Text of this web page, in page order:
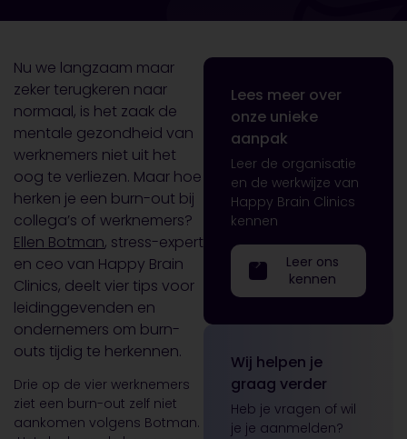
Nu we langzaam maar
zeker terugkeren naar
normaal, is het zaak de
mentale gezondheid van
werknemers niet uit het
oog te verliezen. Maar hoe
herken je een burn-out bij
collega’s of werknemers?
Ellen Botman, stress-expert
en ceo van Happy Brain
Clinics, deelt vier tips voor
leidinggevenden en
ondernemers om burn-
outs tijdig te herkennen.
Drie op de vier werknemers
ziet een burn-out zelf niet
aankomen volgens Botman.
Lees meer over
onze unieke
aanpak
Leer de organisatie
en de werkwijze van
Happy Brain Clinics
kennen
Leer ons
kennen
Wij helpen je
graag verder
Heb je vragen of wil
je je aanmelden?